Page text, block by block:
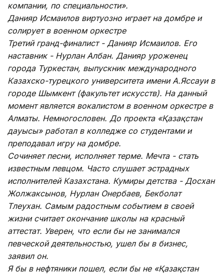
компании, по специальности».
Данияр Исмаилов виртуозно играет на домбре и
солирует в военном оркестре
Третий гранд-финалист - Данияр Исмаилов. Его
наставник - Нурлан Албан. Данияр уроженец
города Туркестан, выпускник международного
Казахско-турецкого университета имени А.Яссауи в
городе Шымкент (факультет искусств). На данный
момент является вокалистом в военном оркестре в
Алматы. Немногословен. До проекта «Қазақстан
дауысы» работал в колледже со студентами и
преподавал игру на домбре.
Сочиняет песни, исполняет терме. Мечта - стать
известным певцом. Часто слушает эстрадных
исполнителей Казахстана. Кумиры детства - Досхан
Жолжаксынов, Нурлан Онербаев, Бекболат
Тлеухан. Самым радостным событием в своей
жизни считает окончание школы на красный
аттестат. Уверен, что если бы не занимался
певческой деятельностью, ушел бы в бизнес,
заявил он.
Я бы в нефтяники пошел, если бы не «Қазақстан